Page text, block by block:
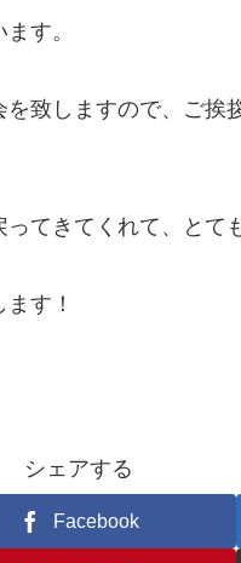
す。
致しますので、ご挨
てきてくれて、とて
す！
シェアする
Facebook